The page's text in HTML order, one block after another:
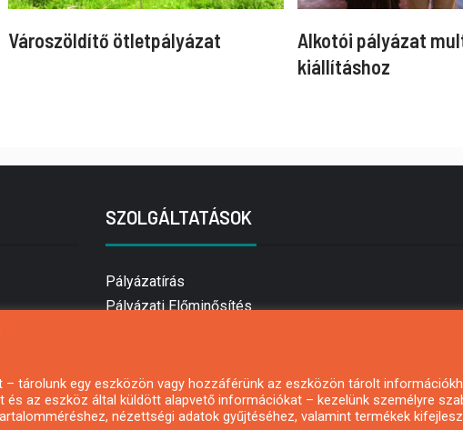
Városzöldítő ötletpályázat
Alkotói pályázat
kiállításhoz
SZOLGÁLTATÁSOK
Pályázatírás
Pályázati Előminősítés
Mezőgazdasági pályázatírás
Pályázatírás magánszemélyeknek
tárolunk egy eszközön vagy hozzáférünk az eszközön tárolt
és az eszköz által küldött alapvető információkat – kezelünk személyre
nézettségi adatok gyűjtéséhez, valamint termékek